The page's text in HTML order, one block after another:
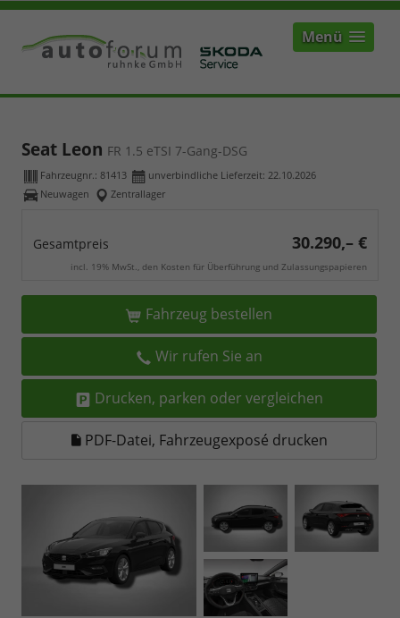
Menü
Seat Leon FR 1.5 eTSI 7-Gang-DSG
Fahrzeugnr.: 81413 unverbindliche Lieferzeit: 22.10.2026
Neuwagen
Zentrallager
Gesamtpreis 30.290,– €
incl. 19% MwSt., den Kosten für Überführung und Zulassungspapieren
Fahrzeug bestellen
Wir rufen Sie an
Drucken, parken oder vergleichen
PDF-Datei, Fahrzeugexposé drucken